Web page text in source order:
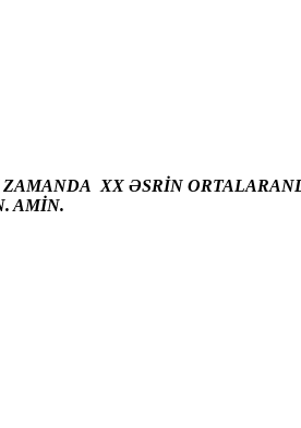
XX ƏSRİN
AMİN.